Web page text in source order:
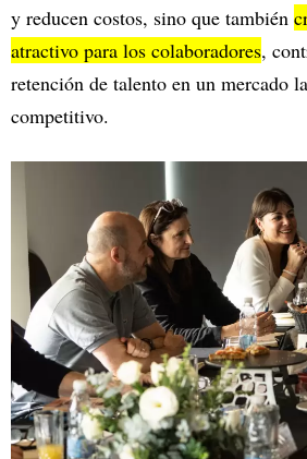
y reducen costos, sino que también
atractivo para los colaboradores,
retención de talento en un mercado
competitivo.